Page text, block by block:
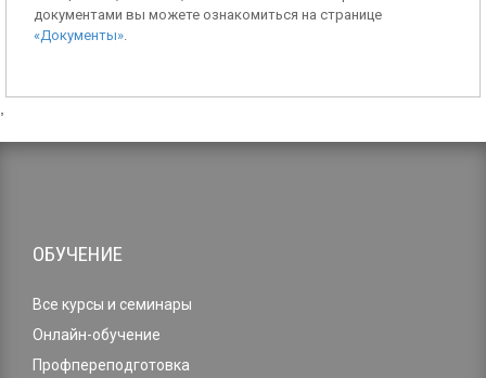
документами вы можете ознакомиться на странице
«Документы».
ОБУЧЕНИЕ
Все курсы и семинары
Онлайн-обучение
Профпереподготовка